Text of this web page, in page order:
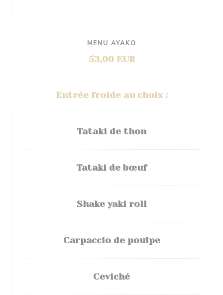
MENU AYAKO
53,00 EUR
Entrée froide au choix :
Tataki de thon
Tataki de bœuf
Shake yaki roll
Carpaccio de poulpe
Ceviché